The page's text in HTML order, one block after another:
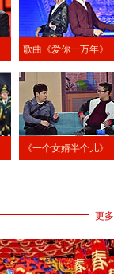
歌曲《爱你一万年》
《一个女婿半个儿》
更多